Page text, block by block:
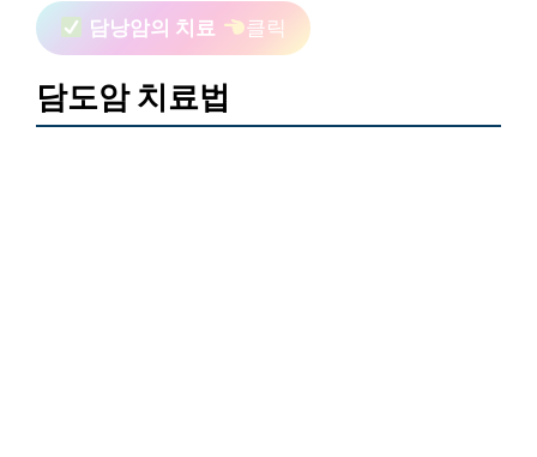
담낭암의 치료 클릭
담도암 치료법